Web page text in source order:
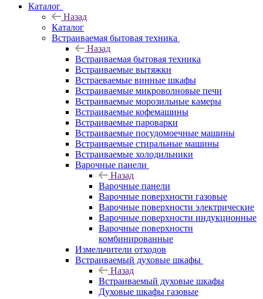
Каталог
Назад
Каталог
Встраиваемая бытовая техника
Назад
Встраиваемая бытовая техника
Встраиваемые вытяжки
Встраеваемые винные шкафы
Встраиваемые микроволновые печи
Встраиваемые морозильные камеры
Встраиваемые кофемашины
Встраиваемые пароварки
Встраиваемые посудомоечные машины
Встраиваемые стиральные машины
Встраиваемые холодильники
Варочные панели
Назад
Варочные панели
Варочные поверхности газовые
Варочные поверхности электрические
Варочные поверхности индукционные
Варочные поверхности
комбинированные
Измельчители отходов
Встраиваемый духовые шкафы
Назад
Встраиваемый духовые шкафы
Духовые шкафы газовые